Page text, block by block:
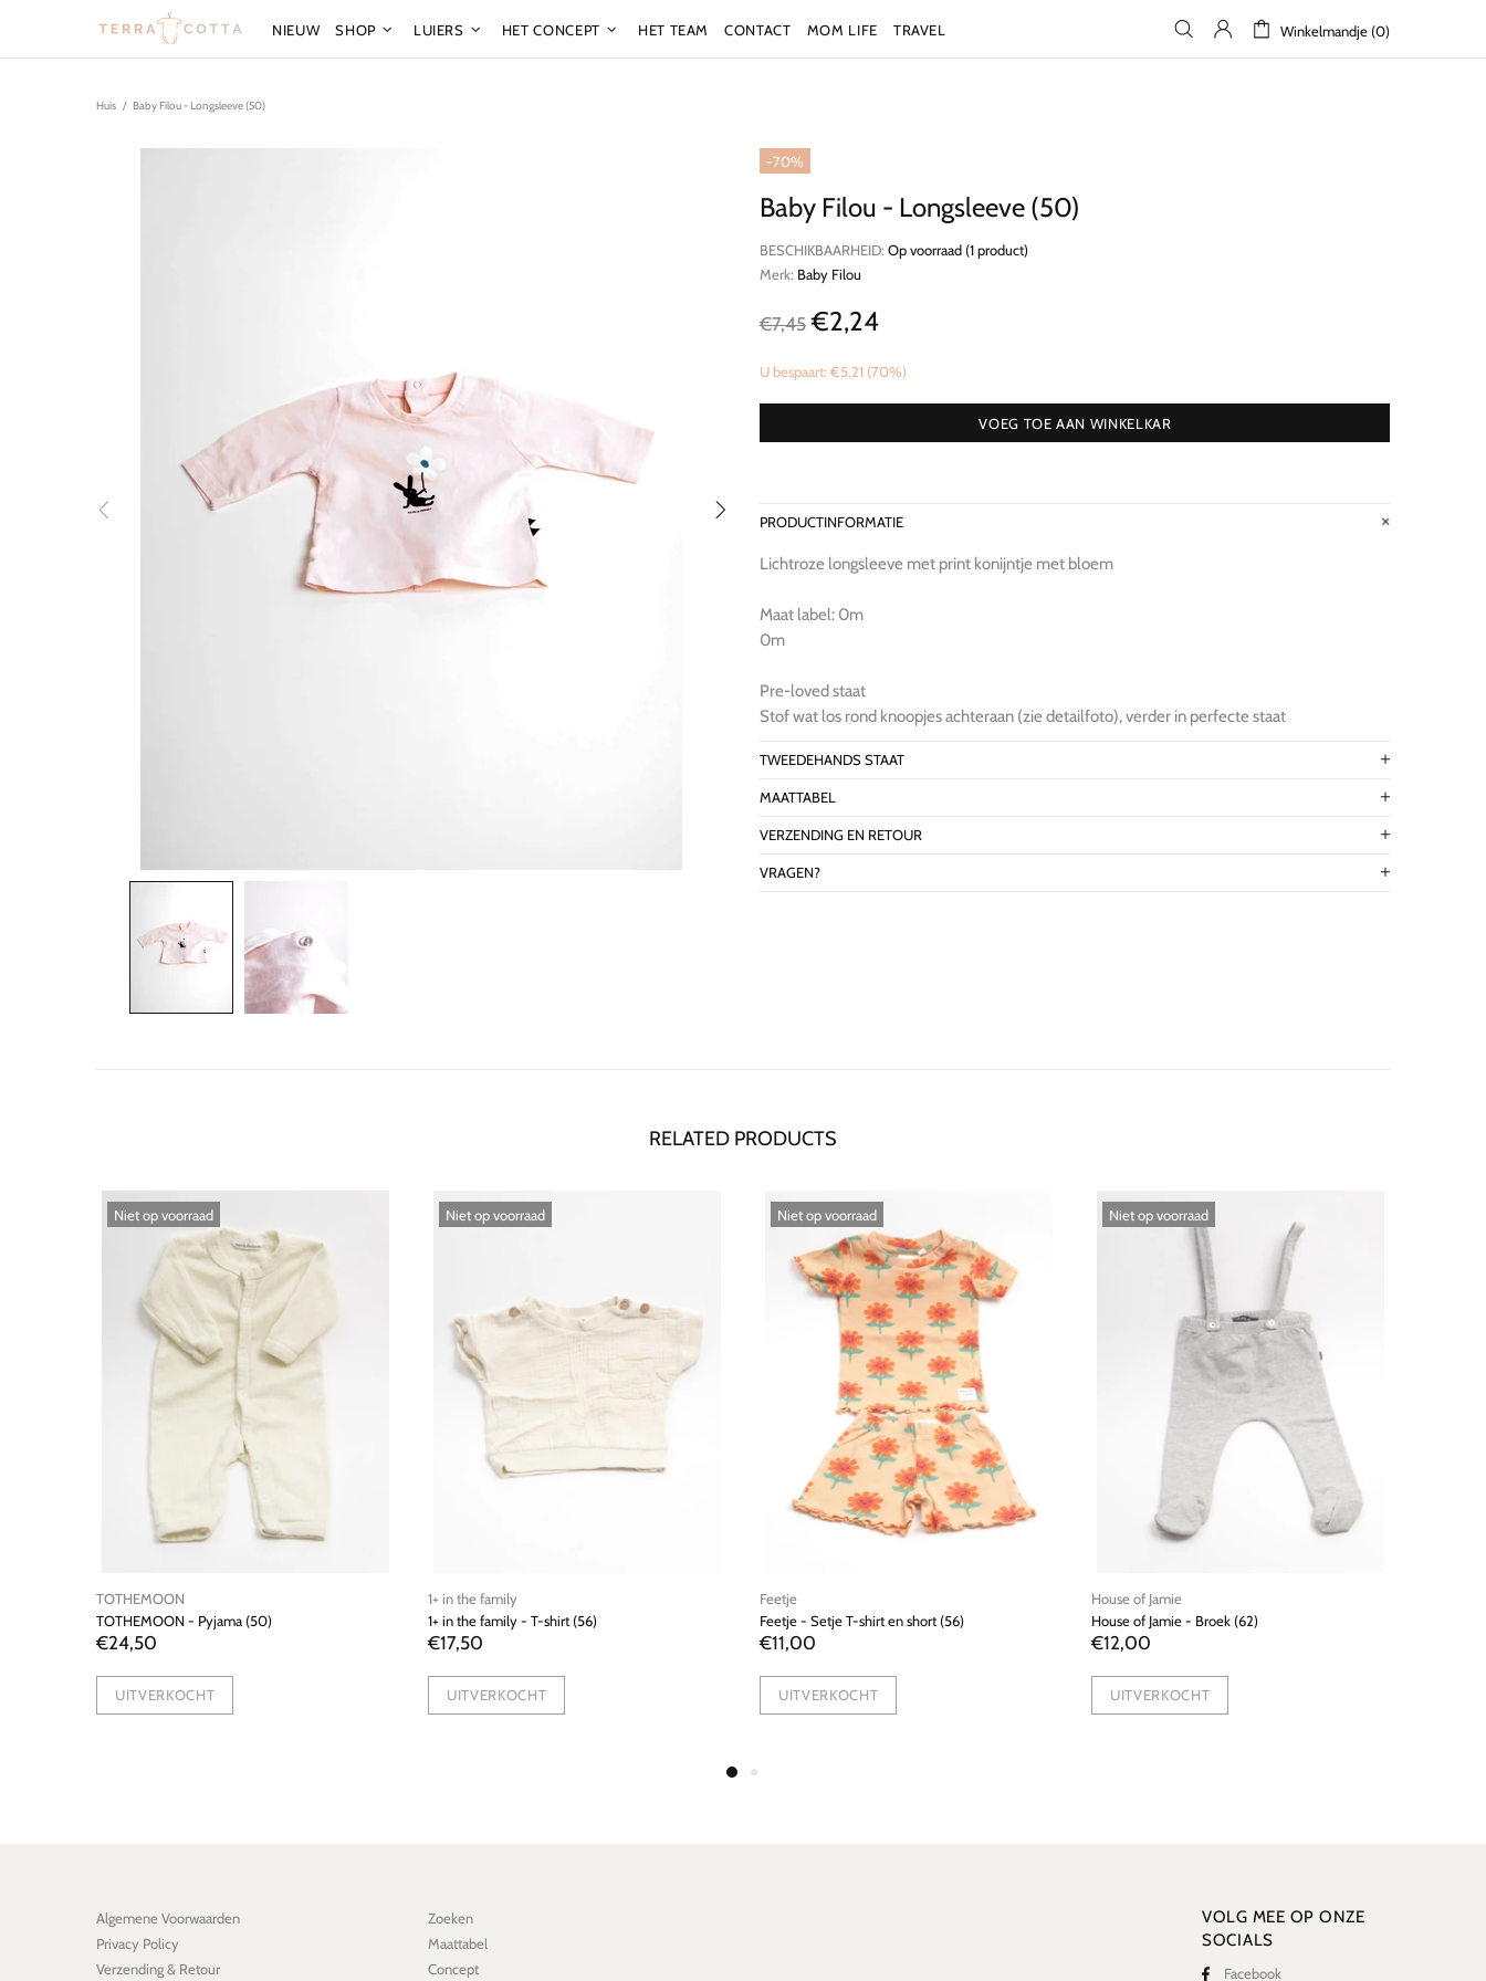
NIEUW SHOP LUIERS HET CONCEPT HET TEAM CONTACT MOM LIFE TRAVEL Winkelmandje (0)
Huis Baby Filou - Longsleeve (50)
-70%
Baby Filou - Longsleeve (50)
BESCHIKBAARHEID: Op voorraad (1 product)
Merk: Baby Filou
€7,45 €2,24
U bespaart: €5,21 (70%)
VOEG TOE AAN WINKELKAR
PRODUCTINFORMATIE
Lichtroze longsleeve met print konijntje met bloem
Maat label: 0m
0m
Pre-loved staat
Stof wat los rond knoopjes achteraan (zie detailfoto), verder in perfecte staat
TWEEDEHANDS STAAT
MAATTABEL
VERZENDING EN RETOUR
VRAGEN?
RELATED PRODUCTS
Niet op voorraad
1+ in the family
1+ in the family - T-shirt (56)
€17,50
UITVERKOCHT
Niet op voorraad
Feetje
Feetje - Setje T-shirt en short (56)
€11,00
UITVERKOCHT
Niet op voorraad
House of Jamie
House of Jamie - Broek (62)
€12,00
UITVERKOCHT
Niet op voorraad
WE SAY NO
WE SAY NO - Pyjama (62)
€8,00
UITVERKOCHT
Algemene Voorwaarden
Privacy Policy
Verzending & Retour
Zoeken
Maattabel
Concept
VOLG MEE OP ONZE
SOCIALS
Facebook